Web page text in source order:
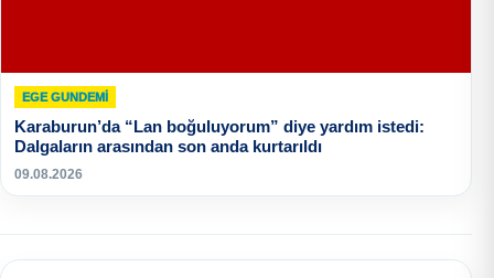
EGE GUNDEMİ
Karaburun’da “Lan boğuluyorum” diye yardım istedi:
Dalgaların arasından son anda kurtarıldı
09.08.2026